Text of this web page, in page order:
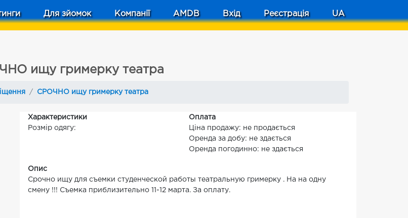
Для зйомок Компанії AMDB Вхід Реєстрація UA
ищу гримерку театра
СРОЧНО ищу гримерку театра
Характеристики
Розмір одягу:
Оплата
Ціна продажу: не продається
Оренда за добу: не здається
Оренда погодинно: не здається
Опис
Срочно ищу для съемки студенческой работы театральную гримерку . На на одну
смену !!! Съемка приблизительно 11-12 марта. За оплату.